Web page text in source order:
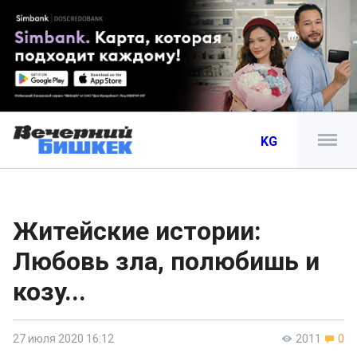
KG
Житейские истории:
Любовь зла, полюбишь и
козу...
2011 0
27 июля 2020 16:12